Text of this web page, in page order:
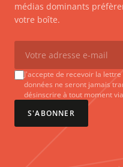
médias dominants
votre boîte.
J'accepte de recevoir la
données ne seront jamais
désinscrire à tout moment
S'ABONNER